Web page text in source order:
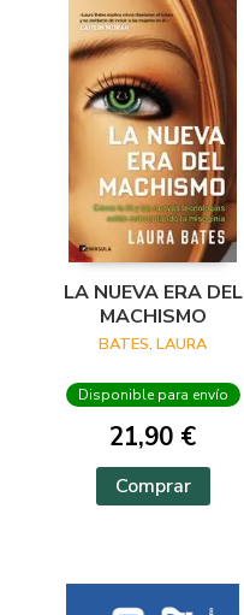
LA NUEVA ERA DEL
MACHISMO
BATES, LAURA
Disponible para envío
21,90 €
Comprar